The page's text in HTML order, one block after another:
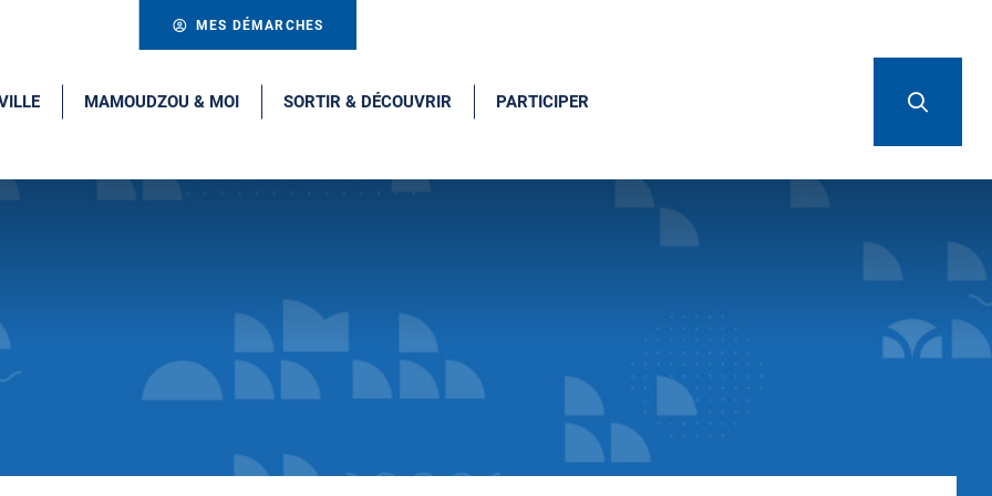
MES DÉMARCHES
MAMOUDZOU & MOI SORTIR & DÉCOUVRIR PARTICIPER